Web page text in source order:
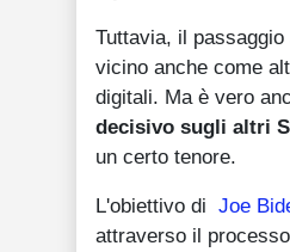
Tuttavia, il
vicino anche come
digitali. Ma è vero
decisivo sugli altri
un certo tenore.
L'obiettivo di Joe
attraverso il